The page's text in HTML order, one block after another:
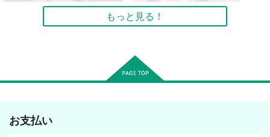
もっと見る！
お支払い